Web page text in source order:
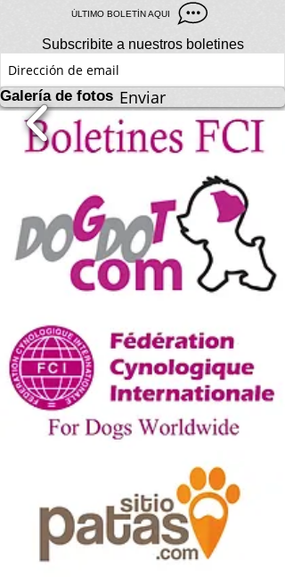
ÚLTIMO BOLETÍN AQUI
Subscribite a nuestros boletines
Enviar
Galería de fotos